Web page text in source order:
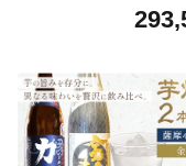
灰1個 薩摩びーどろ工
ま町 送料無料 伝統工
子 お香 雑貨